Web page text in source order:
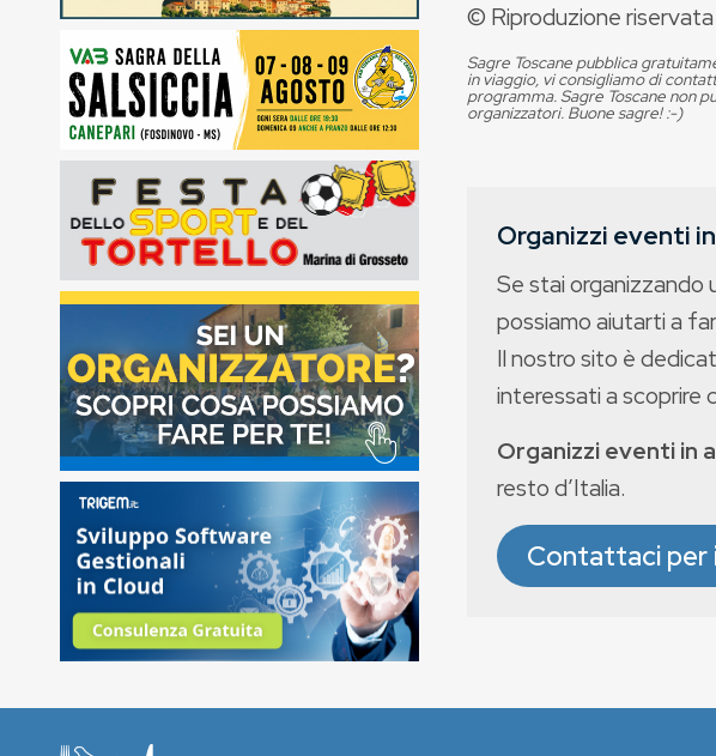
© Riproduzione riservata
Sagre Toscane pubblica
in viaggio, vi consigliamo di
programma. Sagre Toscane non
organizzatori. Buone sagre! :-)
Organizzi eventi
Se stai organizzando
possiamo aiutarti a
Il nostro sito è
interessati a scoprire
Organizzi eventi in
resto d’Italia.
Contattaci per